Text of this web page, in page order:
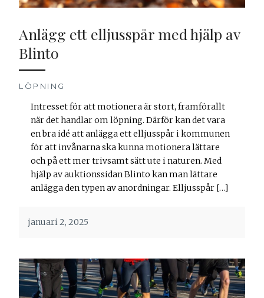
Anlägg ett elljusspår med hjälp av
Blinto
LÖPNING
Intresset för att motionera är stort, framförallt
när det handlar om löpning. Därför kan det vara
en bra idé att anlägga ett elljusspår i kommunen
för att invånarna ska kunna motionera lättare
och på ett mer trivsamt sätt ute i naturen. Med
hjälp av auktionssidan Blinto kan man lättare
anlägga den typen av anordningar. Elljusspår […]
januari 2, 2025